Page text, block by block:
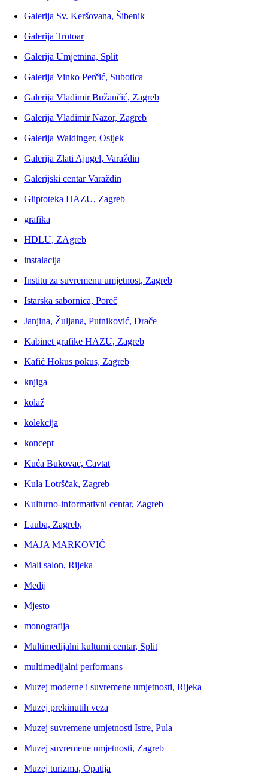
Galerija Sv. Keršovana, Šibenik
Galerija Trotoar
Galerija Umjetnina, Split
Galerija Vinko Perčić, Subotica
Galerija Vladimir Bužančić, Zagreb
Galerija Vladimir Nazor, Zagreb
Galerija Waldinger, Osijek
Galerija Zlati Ajngel, Varaždin
Galerijski centar Varaždin
Gliptoteka HAZU, Zagreb
grafika
HDLU, ZAgreb
instalacija
Institu za suvremenu umjetnost, Zagreb
Istarska sabornica, Poreč
Janjina, Žuljana, Putniković, Drače
Kabinet grafike HAZU, Zagreb
Kafić Hokus pokus, Zagreb
knjiga
kolaž
kolekcija
koncept
Kuća Bukovac, Cavtat
Kula Lotrščak, Zagreb
Kulturno-informativni centar, Zagreb
Lauba, Zagreb,
MAJA MARKOVIĆ
Mali salon, Rijeka
Medij
Mjesto
monografija
Multimedijalni kulturni centar, Split
multimedijalni performans
Muzej moderne i suvremene umjetnosti, Rijeka
Muzej prekinutih veza
Muzej suvremene umjetnosti Istre, Pula
Muzej suvremene umjetnosti, Zagreb
Muzej turizma, Opatija